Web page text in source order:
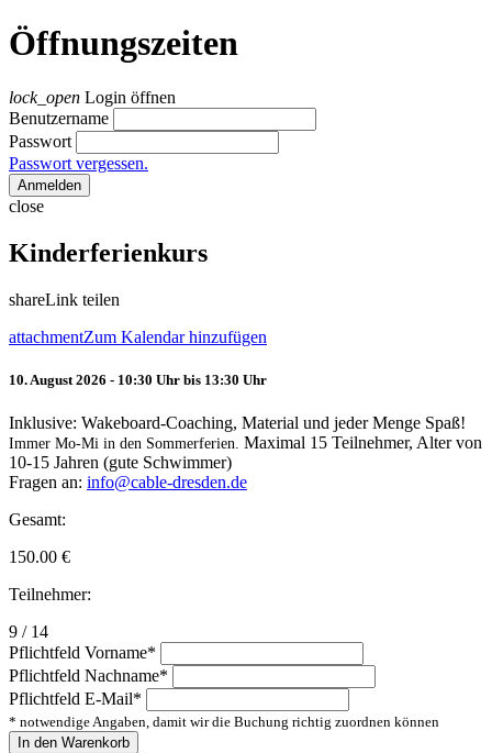
Öffnungszeiten
lock_open Login öffnen
Benutzername
Passwort
Passwort vergessen.
Anmelden
close
Kinderferienkurs
shareLink teilen
attachmentZum Kalendar hinzufügen
10. August 2026 - 10:30 Uhr bis 13:30 Uhr
Inklusive: Wakeboard-Coaching, Material und jeder Menge Spaß!
Immer Mo-Mi in den Sommerferien. Maximal 15 Teilnehmer, Alter von
10-15 Jahren (gute Schwimmer)
Fragen an: info@cable-dresden.de
Gesamt:
150.00 €
Teilnehmer:
9 / 14
Pflichtfeld Vorname*
Pflichtfeld Nachname*
Pflichtfeld E-Mail*
* notwendige Angaben, damit wir die Buchung richtig zuordnen können